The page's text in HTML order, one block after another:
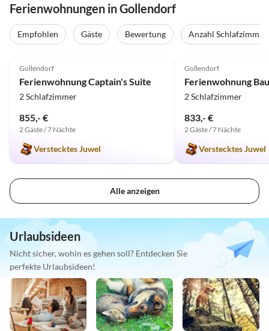
Ferienwohnungen in Gollendorf
Empfohlen Gäste Bewertung
Anzahl Schlafzimmer
Gollendorf
Ferienwohnung Captain's Suite
2 Schlafzimmer
855,- €
2 Gäste / 7 Nächte
Verstecktes Juwel
Gollendorf
Ferienwohnung
2 Schlafzimmer
833,- €
2 Gäste / 7 Nächte
Verstecktes Juwel
Alle anzeigen
Urlaubsideen
Nicht sicher, wohin es gehen soll? Entdecken Sie
perfekte Urlaubsideen!